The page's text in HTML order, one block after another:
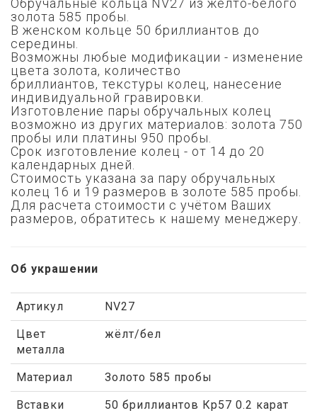
Обручальные кольца NV27 из жёлто-белого
золота 585 пробы.
В женском кольце 50 бриллиантов до
середины.
Возможны любые модификации - изменение
цвета золота, количество
бриллиантов, текстуры колец, нанесение
индивидуальной гравировки.
Изготовление пары обручальных колец
возможно из других материалов: золота 750
пробы или платины 950 пробы.
Срок изготовление колец - от 14 до 20
календарных дней.
Стоимость указана за пару обручальных
колец 16 и 19 размеров в золоте 585 пробы.
Для расчета стоимости с учётом Ваших
размеров, обратитесь к нашему менеджеру.
Об украшении
Артикул NV27
Цвет
металла
жёлт/бел
Материал Золото 585 пробы
Вставки
50 бриллиантов Кр57 0.2 карат